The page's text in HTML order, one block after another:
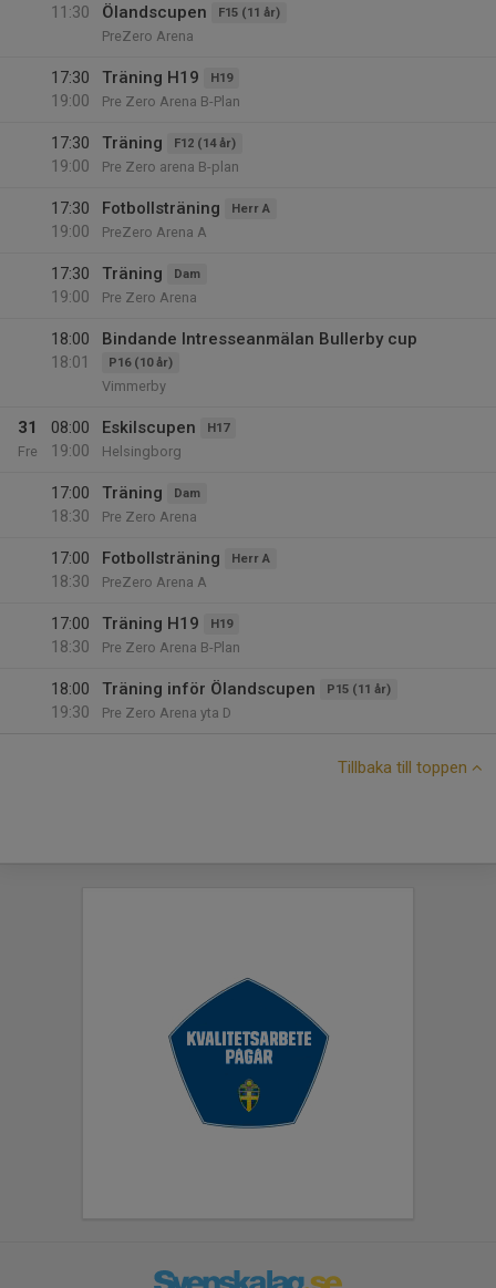
11:30
Ölandscupen
F15 (11 år)
PreZero Arena
17:30
19:00
Träning H19 H19
Pre Zero Arena B-Plan
17:30
19:00
Träning F12 (14 år)
Pre Zero arena B-plan
17:30
19:00
Fotbollsträning Herr A
PreZero Arena A
17:30
19:00
Träning Dam
Pre Zero Arena
18:00
18:01
Bindande Intresseanmälan Bullerby cup
P16 (10 år)
Vimmerby
31
Fre
08:00
19:00
Eskilscupen H17
Helsingborg
17:00
18:30
Träning Dam
Pre Zero Arena
17:00
18:30
Fotbollsträning Herr A
PreZero Arena A
17:00
18:30
Träning H19 H19
Pre Zero Arena B-Plan
18:00
19:30
Träning inför Ölandscupen P15 (11 år)
Pre Zero Arena yta D
Tillbaka till toppen